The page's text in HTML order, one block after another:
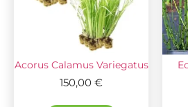
Acorus Calamus Variegatus
150,00 €